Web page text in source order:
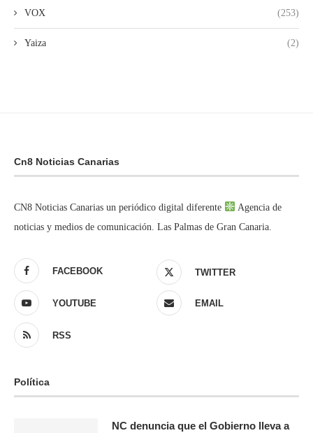
VOX (253)
Yaiza (2)
Cn8 Noticias Canarias
CN8 Noticias Canarias un periódico digital diferente
Agencia de
noticias y medios de comunicación. Las Palmas de Gran Canaria.
FACEBOOK TWITTER
YOUTUBE EMAIL
RSS
Política
NC denuncia que el Gobierno lleva a